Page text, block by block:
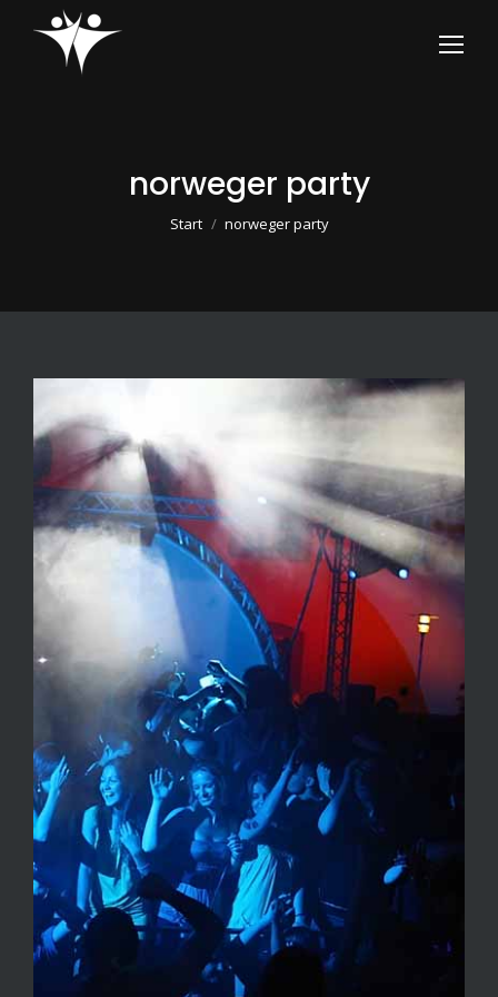
norweger party
Sie befinden sich hier:
Start norweger party